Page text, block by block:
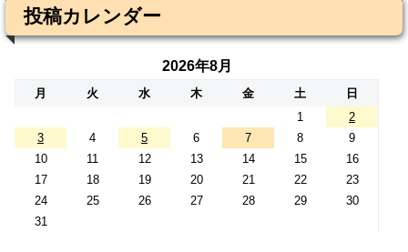
投稿カレンダー
2026年8月
月 火 水 木 金 土
日
1
2
3
4 5 6 7 8
9
10
11 12 13 14 15
16
17
18 19 20 21 22
23
24
25 26 27 28 29
30
31